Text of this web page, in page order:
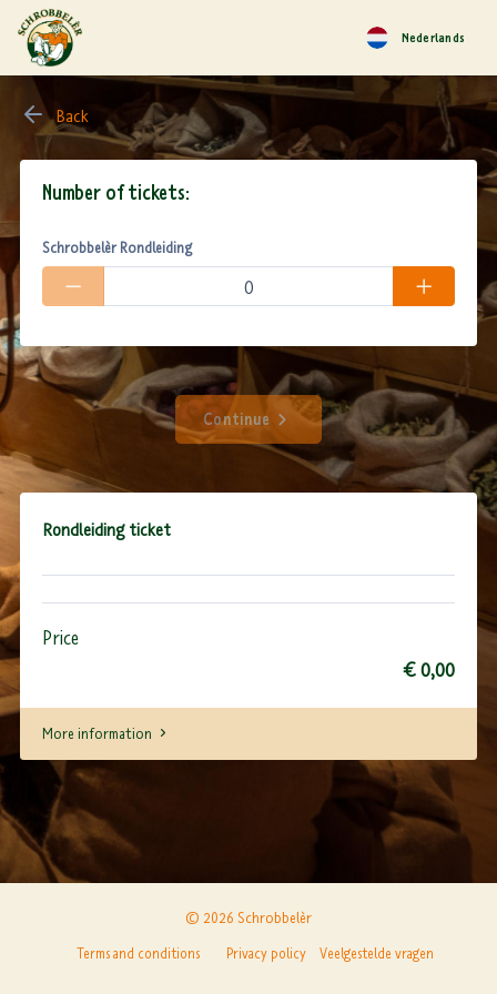
Nederlands
Back
Number of tickets:
Schrobbelèr Rondleiding
Continue
Rondleiding ticket
Price
€ 0,00
More information
© 2026 Schrobbelèr
Terms and conditions Privacy policy Veelgestelde vragen